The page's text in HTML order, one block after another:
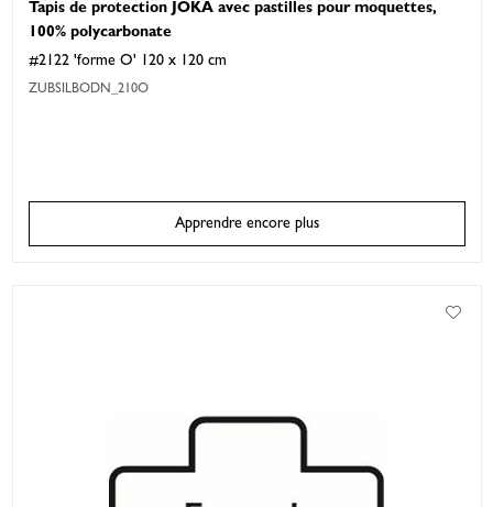
Tapis de protection JOKA avec pastilles pour moquettes,
100% polycarbonate
#2122 'forme O' 120 x 120 cm
ZUBSILBODN_210O
Apprendre encore plus